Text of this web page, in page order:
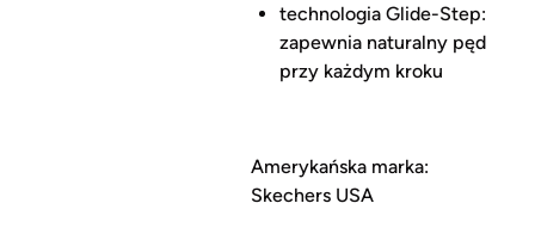
technologia Glide-Step:
zapewnia naturalny pęd
przy każdym kroku
Amerykańska marka:
Skechers USA